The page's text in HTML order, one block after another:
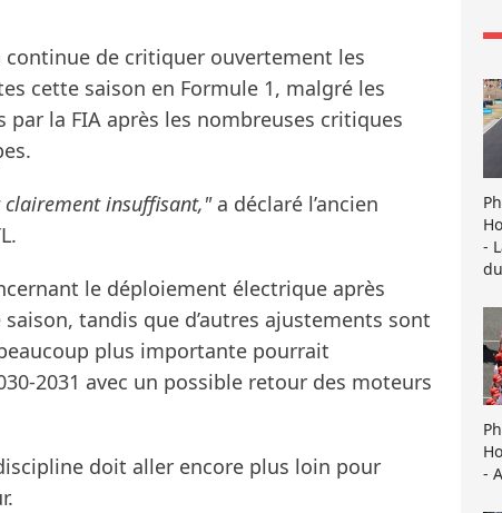
de critiquer ouvertement les
cette saison en Formule 1, malgré les
la FIA après les nombreuses critiques
clairement insuffisant,"a déclaré l’ancien
le déploiement électrique après
tandis que d’autres ajustements sont
plus importante pourrait
2031 avec un possible retour des moteurs
doit aller encore plus loin pour
-
-